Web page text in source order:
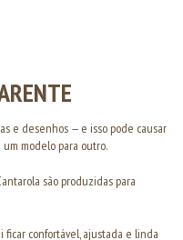
e desenhos — e isso pode causar
modelo para outro.
são produzidas para
ficar confortável, ajustada e linda